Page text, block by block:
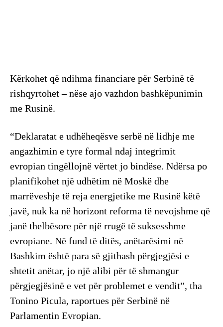
Kërkohet që ndihma financiare për Serbinë të
rishqyrtohet – nëse ajo vazhdon bashkëpunimin
me Rusinë.
“Deklaratat e udhëheqësve serbë në lidhje me
angazhimin e tyre formal ndaj integrimit
evropian tingëllojnë vërtet jo bindëse. Ndërsa po
planifikohet një udhëtim në Moskë dhe
marrëveshje të reja energjetike me Rusinë këtë
javë, nuk ka në horizont reforma të nevojshme që
janë thelbësore për një rrugë të suksesshme
evropiane. Në fund të ditës, anëtarësimi në
Bashkim është para së gjithash përgjegjësi e
shtetit anëtar, jo një alibi për të shmangur
përgjegjësinë e vet për problemet e vendit”, tha
Tonino Picula, raportues për Serbinë në
Parlamentin Evropian.